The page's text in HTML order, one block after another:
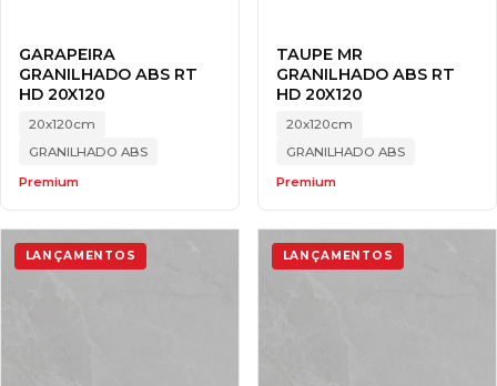
GARAPEIRA
GRANILHADO ABS RT
HD 20X120
20x120cm
GRANILHADO ABS
Premium
TAUPE MR
GRANILHADO ABS RT
HD 20X120
20x120cm
GRANILHADO ABS
Premium
LANÇAMENTOS LANÇAMENTOS